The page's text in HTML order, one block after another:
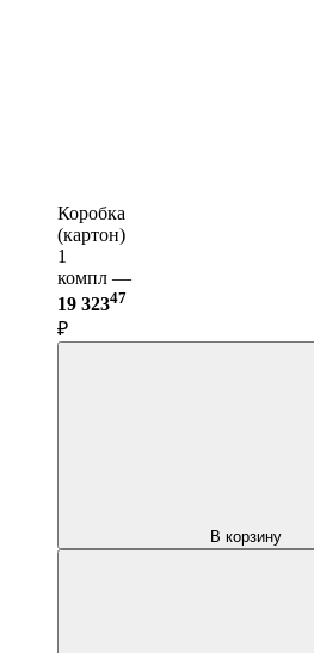
Коробка
(картон)
1
компл —
19 32347
₽
В корзину